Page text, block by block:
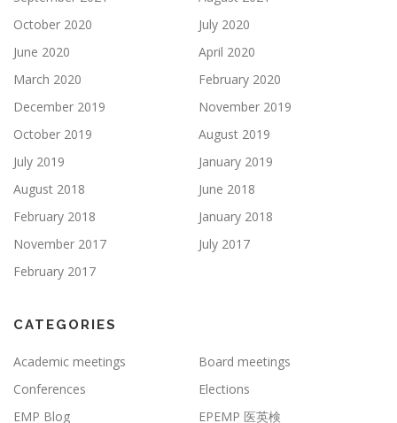
October 2020
July 2020
June 2020
April 2020
March 2020
February 2020
December 2019
November 2019
October 2019
August 2019
July 2019
January 2019
August 2018
June 2018
February 2018
January 2018
November 2017
July 2017
February 2017
CATEGORIES
Academic meetings
Board meetings
Conferences
Elections
EMP Blog
EPEMP 医英検